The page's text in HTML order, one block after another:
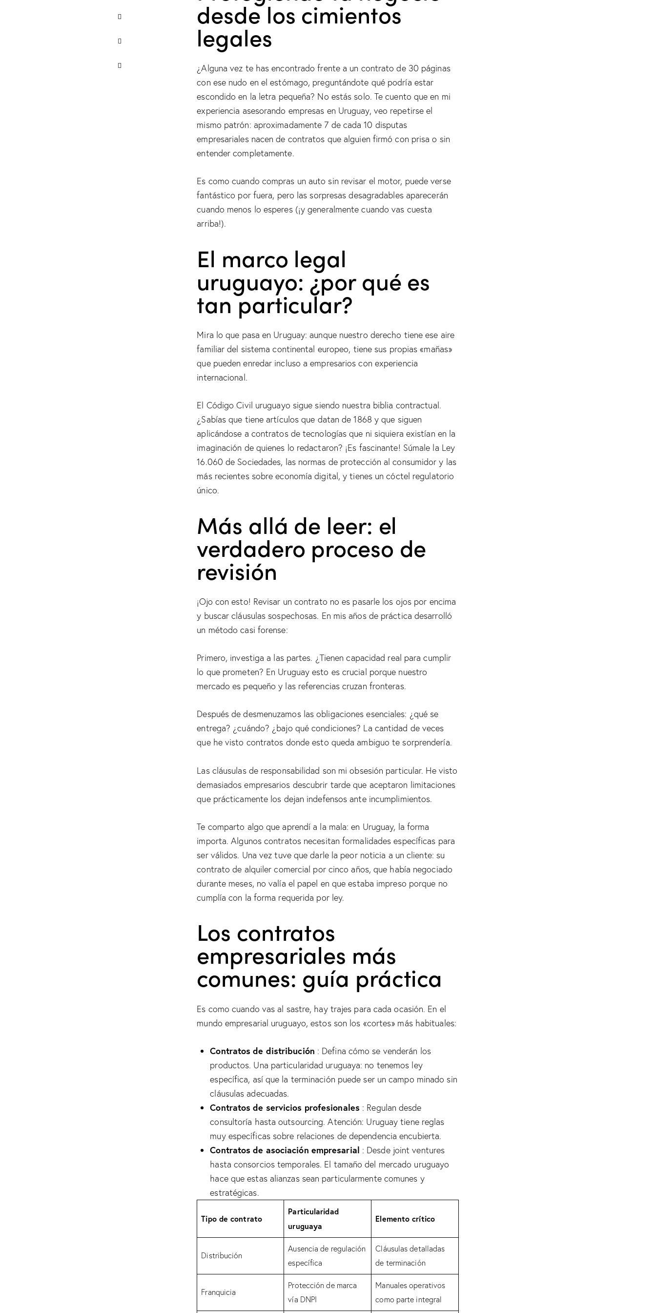
desde los cimientos
legales
¿Alguna vez te has encontrado frente a un contrato de 30 páginas
con ese nudo en el estómago, preguntándote qué podría estar
escondido en la letra pequeña? No estás solo. Te cuento que en mi
experiencia asesorando empresas en Uruguay, veo repetirse el
mismo patrón: aproximadamente 7 de cada 10 disputas
empresariales nacen de contratos que alguien firmó con prisa o sin
entender completamente.
Es como cuando compras un auto sin revisar el motor, puede verse
fantástico por fuera, pero las sorpresas desagradables aparecerán
cuando menos lo esperes (¡y generalmente cuando vas cuesta
arriba!).
El marco legal
uruguayo: ¿por qué es
tan particular?
Mira lo que pasa en Uruguay: aunque nuestro derecho tiene ese aire
familiar del sistema continental europeo, tiene sus propias «mañas»
que pueden enredar incluso a empresarios con experiencia
internacional.
El Código Civil uruguayo sigue siendo nuestra biblia contractual.
¿Sabías que tiene artículos que datan de 1868 y que siguen
aplicándose a contratos de tecnologías que ni siquiera existían en la
imaginación de quienes lo redactaron? ¡Es fascinante! Súmale la Ley
16.060 de Sociedades, las normas de protección al consumidor y las
más recientes sobre economía digital, y tienes un cóctel regulatorio
único.
Más allá de leer: el
verdadero proceso de
revisión
¡Ojo con esto! Revisar un contrato no es pasarle los ojos por encima
y buscar cláusulas sospechosas. En mis años de práctica desarrolló
un método casi forense:
Primero, investiga a las partes. ¿Tienen capacidad real para cumplir
lo que prometen? En Uruguay esto es crucial porque nuestro
mercado es pequeño y las referencias cruzan fronteras.
Después de desmenuzamos las obligaciones esenciales: ¿qué se
entrega? ¿cuándo? ¿bajo qué condiciones? La cantidad de veces
que he visto contratos donde esto queda ambiguo te sorprendería.
Las cláusulas de responsabilidad son mi obsesión particular. He visto
demasiados empresarios descubrir tarde que aceptaron limitaciones
que prácticamente los dejan indefensos ante incumplimientos.
Te comparto algo que aprendí a la mala: en Uruguay, la forma
importa. Algunos contratos necesitan formalidades específicas para
ser válidos. Una vez tuve que darle la peor noticia a un cliente: su
contrato de alquiler comercial por cinco años, que había negociado
durante meses, no valía el papel en que estaba impreso porque no
cumplía con la forma requerida por ley.
Los contratos
empresariales más
comunes: guía práctica
Es como cuando vas al sastre, hay trajes para cada ocasión. En el
mundo empresarial uruguayo, estos son los «cortes» más habituales:
Contratos de distribución : Defina cómo se venderán los
productos. Una particularidad uruguaya: no tenemos ley
específica, así que la terminación puede ser un campo minado sin
cláusulas adecuadas.
Contratos de servicios profesionales : Regulan desde
consultoría hasta outsourcing. Atención: Uruguay tiene reglas
muy específicas sobre relaciones de dependencia encubierta.
Contratos de asociación empresarial : Desde joint ventures
hasta consorcios temporales. El tamaño del mercado uruguayo
hace que estas alianzas sean particularmente comunes y
estratégicas.
Tipo de contrato
Particularidad
uruguaya
Elemento crítico
Distribución
Ausencia de regulación
específica
Cláusulas detalladas
de terminación
Franquicia
Protección de marca
vía DNPI
Manuales operativos
como parte integral